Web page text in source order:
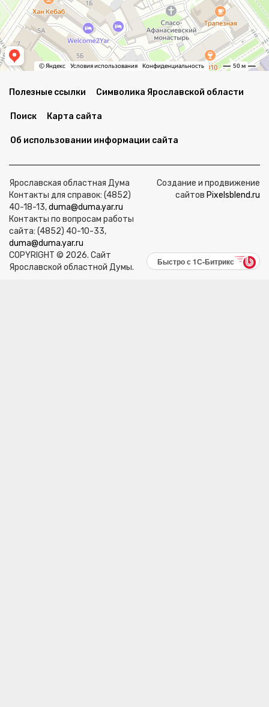
Полезные ссылки Символика Ярославской области
Поиск Карта сайта
Об использовании информации сайта
Ярославская областная Дума
Контакты для справок: (4852)
40-18-13,duma@duma.yar.ru
Контакты по вопросам работы
сайта: (4852) 40-10-33,
duma@duma.yar.ru
COPYRIGHT © 2026. Сайт
Ярославской областной Думы.
Создание и продвижение
сайтов Pixelsblend.ru
Быстро с 1С-Битрикс